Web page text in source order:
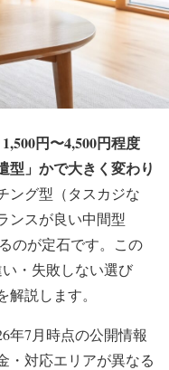
円〜4,500円程度
型」かで大きく変わり
ング型（タスカジな
ンスが良い中間型
のが定石です。この
・失敗しない選び
説します。
年7月時点の公開情報
・対応エリアが異なる